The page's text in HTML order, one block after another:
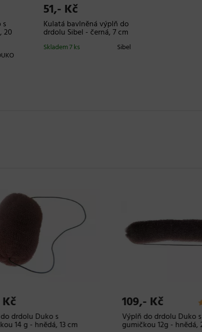
20
51,- Kč
Kulatá bavlněná výplň do
drdolu Sibel - černá, 7 cm
Sibel
Skladem 7 ks
Duko s
g - hnědá, 13 cm
109,- Kč
Výplň do drdolu Duko s
gumičkou 12g - hnědá, 20